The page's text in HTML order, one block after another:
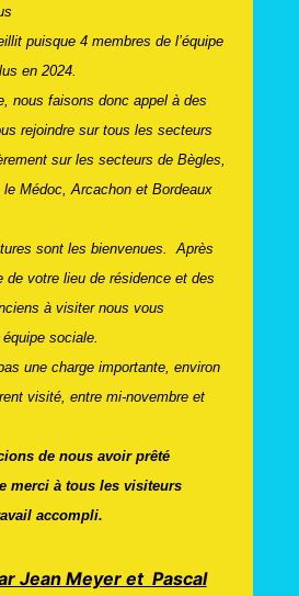
puisque 4 membres de l’équipe
en 2024.
nous faisons donc appel à des
rejoindre sur tous les secteurs
sur les secteurs de Bègles,
Médoc, Arcachon et Bordeaux
sont les bienvenues. Après
de votre lieu de résidence et des
à visiter nous vous
sociale.
une charge importante, environ
visité, entre mi-novembre et
de nous avoir prêté
merci à tous les visiteurs
accompli.
Jean Meyer et Pascal